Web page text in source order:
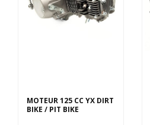
MOTEUR 125 CC YX DIRT
BIKE / PIT BIKE